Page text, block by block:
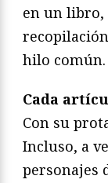
en un libro,
hilo común.
Cada
Con su
Incluso, a
personajes